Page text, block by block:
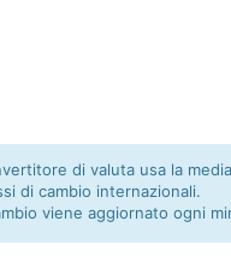
di valuta usa la
di cambio internazionali.
viene aggiornato ogni